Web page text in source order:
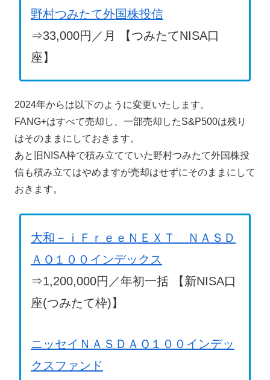
野村つみたて外国株投信
⇒33,000円／月 【つみたてNISA口
座】
2024年からは以下のように変更いたします。
FANG+はすべて売却し、一部売却したS&P500は残り
はそのままにしておきます。
あと旧NISA枠で積み立てていた野村つみたて外国株投
信も積み立てはやめますが売却はせずにそのままにして
おきます。
大和－ｉＦｒｅｅＮＥＸＴ ＮＡＳＤ
ＡＱ１００インデックス
⇒1,200,000円／年初一括 【新NISA口
座(つみたて枠)】
ニッセイＮＡＳＤＡＱ１００インデッ
クスファンド